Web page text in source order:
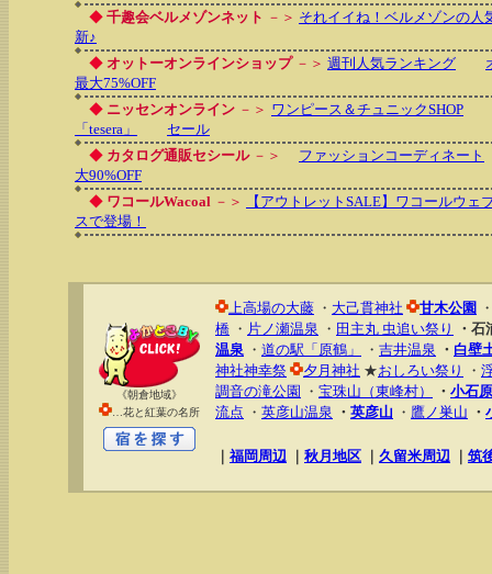
◆ 千趣会ベルメゾンネット －＞ それイイね！ベルメゾンの人
新♪
◆ オットーオンラインショップ－＞ 週刊人気ランキング
最大75%OFF
◆ ニッセンオンライン －＞ ワンピース＆チュニックSHOP
「tesera」
セール
◆ カタログ通販セシール－＞
ファッションコーディネート
大90%OFF
◆ ワコールWacoal －＞
【アウトレットSALE】ワコールウ
スで登場！
《朝倉地域》
…花と紅葉の名所
上高場の大藤 ・ 大己貫神社 甘木公園
橋 ・ 片ノ瀬温泉 ・ 田主丸 虫追い祭り
・石
温泉 ・ 道の駅「原鶴」 ・ 吉井温泉 ・ 白壁
神社神幸祭
夕月神社 ★おしろい祭り ・
調音の滝公園
・ 宝珠山（東峰村） ・ 小石
流点 ・ 英彦山温泉 ・ 英彦山 ・ 鷹ノ巣山 ・
福岡周辺 秋月地区 久留米周辺 筑